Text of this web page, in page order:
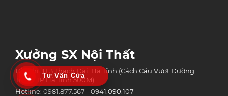
Xưởng SX Nội Thất
Địa chỉ: TL3 Thạch Đài, Hà Tĩnh (Cách Cầu Vượt Đường
Tránh TP Hà Tĩnh 500M)
Hotline: 0981.877.567 - 0941.090.107
Tư Vấn Cửa